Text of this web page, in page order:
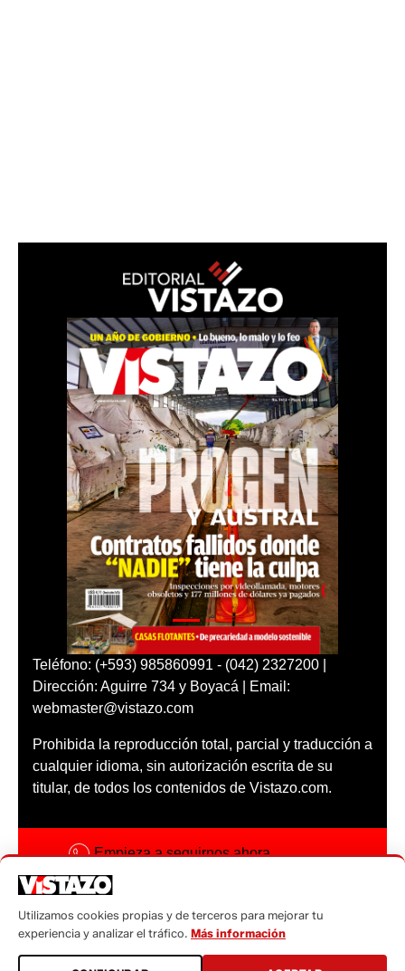
Teléfono: (+593) 985860991 - (042) 2327200 |
Dirección: Aguirre 734 y Boyacá | Email:
webmaster@vistazo.com
Prohibida la reproducción total, parcial y traducción a
cualquier idioma, sin autorización escrita de su
titular, de todos los contenidos de Vistazo.com.
Empieza a seguirnos ahora
Código ética
Sugerencias a:
Utilizamos cookies propias y de terceros para mejorar tu
experiencia y analizar el tráfico. Más información